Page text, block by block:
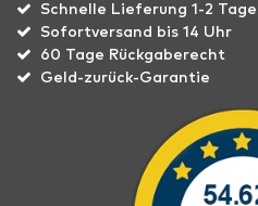
Schnelle Lieferung 1-2 Tage
Sofortversand bis 14 Uhr
60 Tage Rückgaberecht
Geld-zurück-Garantie